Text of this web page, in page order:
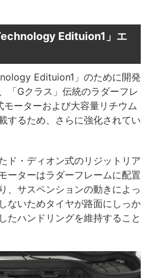
Edituion1」エ
Edituion1」のために開発
「Gクラス」伝統のラダーフレ
ーターおよび大容量リチウム
するため、さらに強化されてい
ド・ディオン式のリジットリア
ーターはラダーフレームに配置
、サスペンションの動きによっ
ないためタイヤが路面にしっか
たハンドリングを維持すること